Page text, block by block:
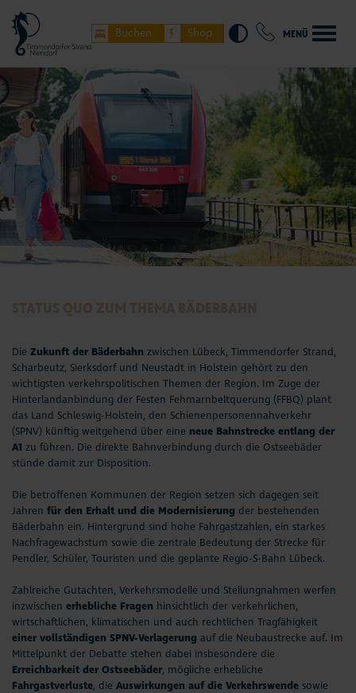
Buchen Shop MENÜ
Timmendorfer Strand
Niendorf/Ostsee
Hemmelsdorf
Seepferdchen Shop
Veranstaltungen
Touren und Erlebnisse
Familienurlaub
Urlaub mit Hund
Strand
Entdecken & Erleben
Webcams & Wetter
Service & Kontakt
Die Zukunft der Bäderbahn zwischen Lübeck, Timmendorfer Strand,
Scharbeutz, Sierksdorf und Neustadt in Holstein gehört zu den
wichtigsten verkehrspolitischen Themen der Region. Im Zuge der
Hinterlandanbindung der Festen Fehmarnbeltquerung (FFBQ) plant
das Land Schleswig-Holstein, den Schienenpersonennahverkehr
(SPNV) künftig weitgehend über eine neue Bahnstrecke entlang der
A1 zu führen. Die direkte Bahnverbindung durch die Ostseebäder
stünde damit zur Disposition.
Die betroffenen Kommunen der Region setzen sich dagegen seit
Jahren für den Erhalt und die Modernisierung der bestehenden
Bäderbahn ein. Hintergrund sind hohe Fahrgastzahlen, ein starkes
Nachfragewachstum sowie die zentrale Bedeutung der Strecke für
Pendler, Schüler, Touristen und die geplante Regio-S-Bahn Lübeck.
Zahlreiche Gutachten, Verkehrsmodelle und Stellungnahmen werfen
inzwischen erhebliche Fragen hinsichtlich der verkehrlichen,
wirtschaftlichen, klimatischen und auch rechtlichen Tragfähigkeit
einer vollständigen SPNV-Verlagerung auf die Neubaustrecke auf. Im
Mittelpunkt der Debatte stehen dabei insbesondere die
Erreichbarkeit der Ostseebäder, mögliche erhebliche
Fahrgastverluste, die Auswirkungen auf die Verkehrswende sowie